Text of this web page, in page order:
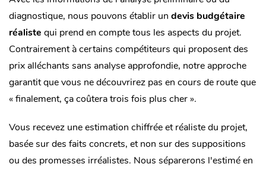
diagnostique, nous pouvons établir un devis budgétaire
réaliste qui prend en compte tous les aspects du projet.
Contrairement à certains compétiteurs qui proposent des
prix alléchants sans analyse approfondie, notre approche
garantit que vous ne découvrirez pas en cours de route que
« finalement, ça coûtera trois fois plus cher ».
Vous recevez une estimation chiffrée et réaliste du projet,
basée sur des faits concrets, et non sur des suppositions
ou des promesses irréalistes. Nous séparerons l'estimé en